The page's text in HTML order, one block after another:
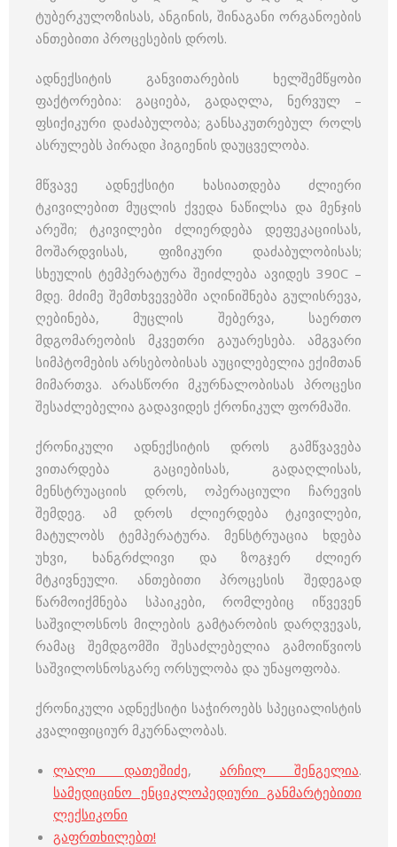
ტუბერკულოზისას, ანგინის, შინაგანი ორგანოების
ანთებითი პროცესების დროს.
ადნექსიტის განვითარების ხელშემწყობი
ფაქტორებია: გაციება, გადაღლა, ნერვულ –
ფსიქიკური დაძაბულობა; განსაკუთრებულ როლს
ასრულებს პირადი ჰიგიენის დაუცველობა.
მწვავე ადნექსიტი ხასიათდება ძლიერი
ტკივილებით მუცლის ქვედა ნაწილსა და მენჯის
არეში; ტკივილები ძლიერდება დეფეკაციისას,
მოშარდვისას, ფიზიკური დაძაბულობისას;
სხეულის ტემპერატურა შეიძლება ავიდეს 390C –
მდე. მძიმე შემთხვევებში აღინიშნება გულისრევა,
ღებინება, მუცლის შებერვა, საერთო
მდგომარეობის მკვეთრი გაუარესება. ამგვარი
სიმპტომების არსებობისას აუცილებელია ექიმთან
მიმართვა. არასწორი მკურნალობისას პროცესი
შესაძლებელია გადავიდეს ქრონიკულ ფორმაში.
ქრონიკული ადნექსიტის დროს გამწვავება
ვითარდება გაციებისას, გადაღლისას,
მენსტრუაციის დროს, ოპერაციული ჩარევის
შემდეგ. ამ დროს ძლიერდება ტკივილები,
მატულობს ტემპერატურა. მენსტრუაცია ხდება
უხვი, ხანგრძლივი და ზოგჯერ ძლიერ
მტკივნეული. ანთებითი პროცესის შედეგად
წარმოიქმნება სპაიკები, რომლებიც იწვევენ
საშვილოსნოს მილების გამტარობის დარღვევას,
რამაც შემდგომში შესაძლებელია გამოიწვიოს
საშვილოსნოსგარე ორსულობა და უნაყოფობა.
ქრონიკული ადნექსიტი საჭიროებს სპეციალისტის
კვალიფიციურ მკურნალობას.
ლალი დათეშიძე, არჩილ შენგელია.
სამედიცინო ენციკლოპედიური განმარტებითი
ლექსიკონი
გაფრთხილებთ!